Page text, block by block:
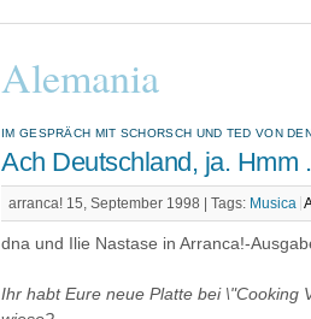
Alemania
IM GESPRÄCH MIT SCHORSCH UND TED VON
Ach Deutschland, ja. Hmm
arranca! 15, September 1998 | Tags: Musica
dna und Ilie Nastase in Arranca!-
Ihr habt Eure neue Platte bei \"Cooking